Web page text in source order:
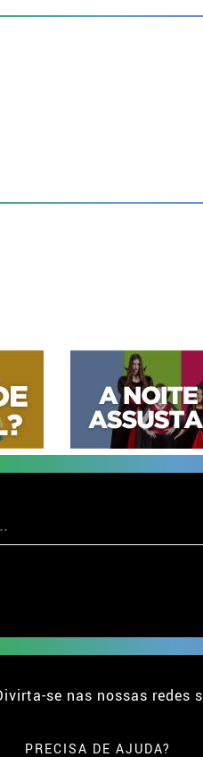
se nas nossas redes
PRECISA DE AJUDA?